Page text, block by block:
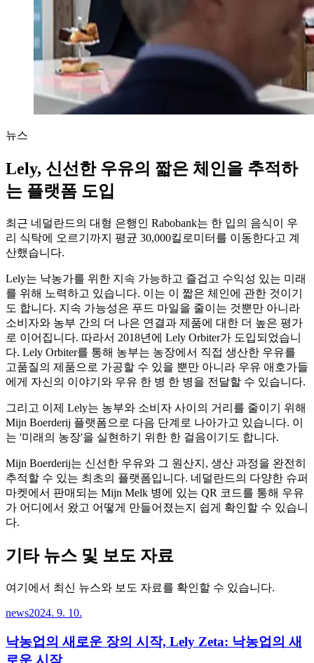
뉴스
Lely, 신선한 우유의 짧은 체인을 추적하
는 플랫폼 도입
최근 네덜란드의 대형 은행인 Rabobank는 한 입의 음식이 우
리 식탁에 오르기까지 평균 30,000킬로미터를 이동한다고 계
산했습니다.
Lely는 낙농가를 위한 지속 가능하고 즐겁고 수익성 있는 미래
를 위해 노력하고 있습니다. 이는 이 짧은 체인에 관한 것이기
도 합니다. 지속 가능성은 푸드 마일을 줄이는 것뿐만 아니라
소비자와 농부 간의 더 나은 연결과 제품에 대한 더 높은 평가
로 이어집니다. 따라서 2018년에 Lely Orbiter가 도입되었습니
다. Lely Orbiter를 통해 농부는 농장에서 직접 생산한 우유를
고품질의 제품으로 가공할 수 있을 뿐만 아니라 우유 애호가들
에게 자신의 이야기와 우유 한 병 한 병을 전달할 수 있습니다.
그리고 이제 Lely는 농부와 소비자 사이의 거리를 줄이기 위해
Mijn Boerderij 플랫폼으로 다음 단계로 나아가고 있습니다. 이
는 '미래의 농장'을 실현하기 위한 한 걸음이기도 합니다.
Mijn Boerderij는 신선한 우유와 그 원산지, 생산 과정을 완전히
추적할 수 있는 최초의 플랫폼입니다. 네덜란드의 다양한 슈퍼
마켓에서 판매되는 Mijn Melk 병에 있는 QR 코드를 통해 우유
가 어디에서 왔고 어떻게 만들어졌는지 쉽게 확인할 수 있습니
다.
기타 뉴스 및 보도 자료
여기에서 최신 뉴스와 보도 자료를 확인할 수 있습니다.
news2024. 9. 10.
낙농업의 새로운 장의 시작, Lely Zeta: 낙농업의 새
로운 시작